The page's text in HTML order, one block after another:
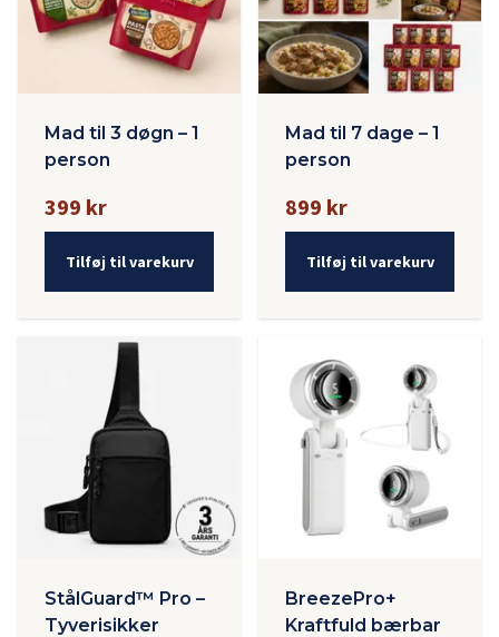
Mad til 3 døgn – 1
person
399 kr
Tilføj til varekurv
Mad til 7 dage – 1
person
899 kr
Tilføj til varekurv
StålGuard™ Pro –
Tyverisikker
BreezePro+
Kraftfuld bærbar